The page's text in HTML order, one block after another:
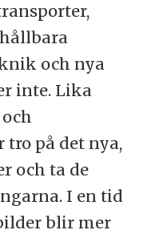
och nya
inte. Lika
tro på det nya,
och ta de
I en tid
blir mer